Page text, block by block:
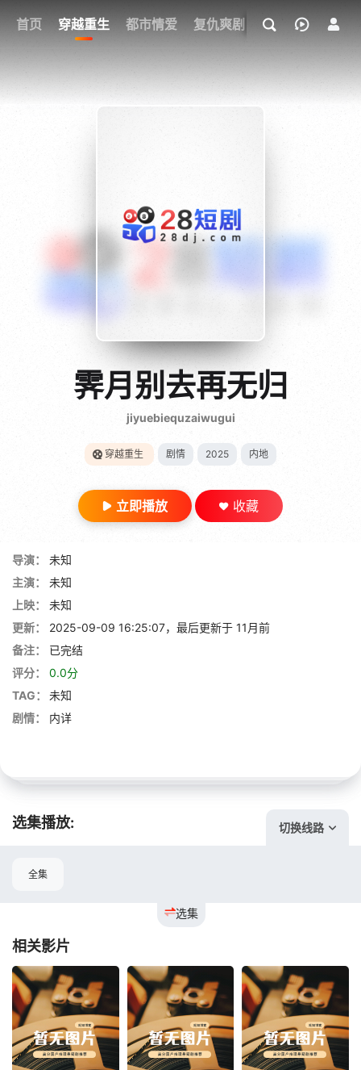
首页 穿越重生 都市情爱 复仇爽剧 玄幻武侠 奇幻
我的观影记录
{if condition="$obj.vod_points
28短剧
霁月别去再无归
jiyuebiequzaiwugui
穿越重生 剧情 2025 内地
立即播放 收藏
导演：
未知
主演：
未知
上映：
未知
更新：
2025-09-09 16:25:07，最后更新于 11月前
备注：
已完结
评分：
0.0分
TAG：
未知
剧情：
内详
选集播放: 切换线路
选集
全集
相关影片